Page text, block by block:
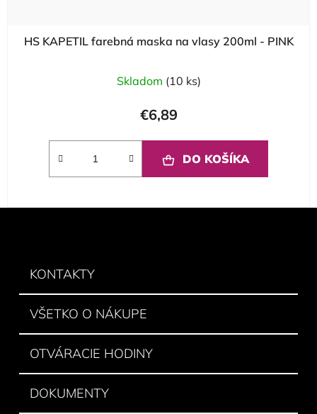
HS KAPETIL farebná maska na vlasy 200ml - PINK
Skladom (10 ks)
€6,89
DO KOŠÍKA
KONTAKTY
VŠETKO O NÁKUPE
OTVÁRACIE HODINY
DOKUMENTY